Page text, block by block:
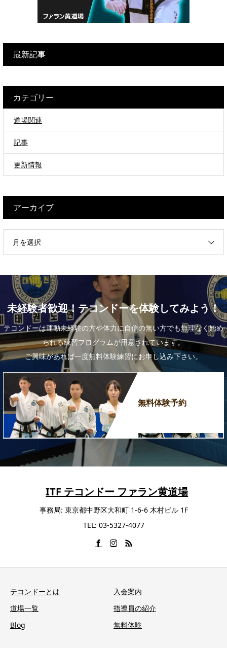
最新記事
カテゴリー
道場関連
記事
更新情報
アーカイブ
月を選択
未経験者歓迎！テコンドーを体験してみよう！
テコンドーは運動未経験の方や体力に自信の無い方でも無理なく始め
られる練習プログラムが用意されています。
ご興味があれば一度無料体験練習にお申し込み下さい。
無料体験予約
ITF テコンドー ファラン黄道場
事務局: 東京都中野区大和町 1-6-6 木村ビル 1F
TEL: 03-5327-4077
テコンドーとは
入会案内
道場一覧
指導員の紹介
Blog
無料体験